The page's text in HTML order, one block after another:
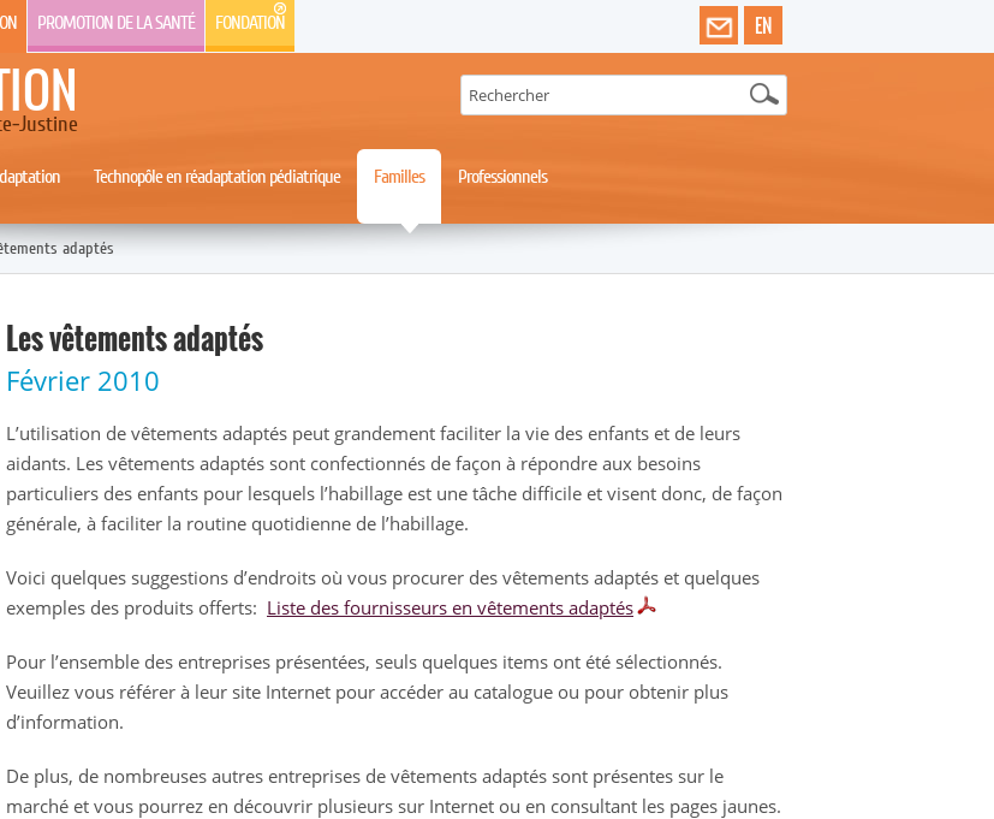
EN
PROMOTION DE LA SANTÉ FONDATION
Justine
Technopôle en réadaptation pédiatrique Familles Professionnels
adaptés
Les vêtements adaptés
Février 2010
L’utilisation de vêtements adaptés peut grandement faciliter la vie des enfants et de leurs
aidants. Les vêtements adaptés sont confectionnés de façon à répondre aux besoins
particuliers des enfants pour lesquels l’habillage est une tâche difficile et visent donc, de façon
générale, à faciliter la routine quotidienne de l’habillage.
Voici quelques suggestions d’endroits où vous procurer des vêtements adaptés et quelques
exemples des produits offerts: Liste des fournisseurs en vêtements adaptés
Pour l’ensemble des entreprises présentées, seuls quelques items ont été sélectionnés.
Veuillez vous référer à leur site Internet pour accéder au catalogue ou pour obtenir plus
d’information.
De plus, de nombreuses autres entreprises de vêtements adaptés sont présentes sur le
marché et vous pourrez en découvrir plusieurs sur Internet ou en consultant les pages jaunes.